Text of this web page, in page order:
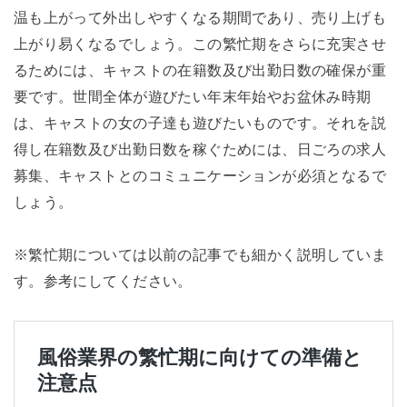
温も上がって外出しやすくなる期間であり、売り上げも
上がり易くなるでしょう。この繁忙期をさらに充実させ
るためには、キャストの在籍数及び出勤日数の確保が重
要です。世間全体が遊びたい年末年始やお盆休み時期
は、キャストの女の子達も遊びたいものです。それを説
得し在籍数及び出勤日数を稼ぐためには、日ごろの求人
募集、キャストとのコミュニケーションが必須となるで
しょう。
※繁忙期については以前の記事でも細かく説明していま
す。参考にしてください。